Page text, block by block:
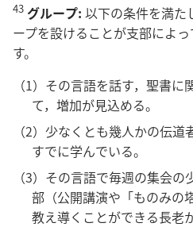
43 グループ: 以下の条件を満た
ープを設けることが支部によ
す。
（1） その言語を話す，聖書に
て，増加が見込める。
（2） 少なくとも幾人かの伝道
すでに学んでいる。
（3） その言語で毎週の集会の
部（公開講演や「ものみの
教え導くことができる長老